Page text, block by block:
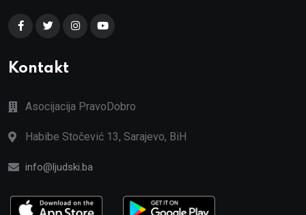
Kontakt
Asocijacija PravoDobro
Habibe Stočević 13, Sarajevo, BiH
info@ljudski.ba